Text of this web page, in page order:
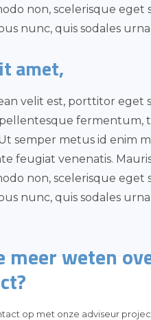
non, scelerisque eget
nunc, quis sodales urna
amet,
velit est, porttitor eget
fermentum,
semper metus id enim
feugiat venenatis.
non, scelerisque eget
nunc, quis sodales urna
meer weten
op met onze adviseur